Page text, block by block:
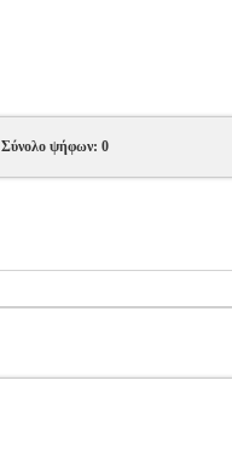
Σύνολο ψήφων: 0